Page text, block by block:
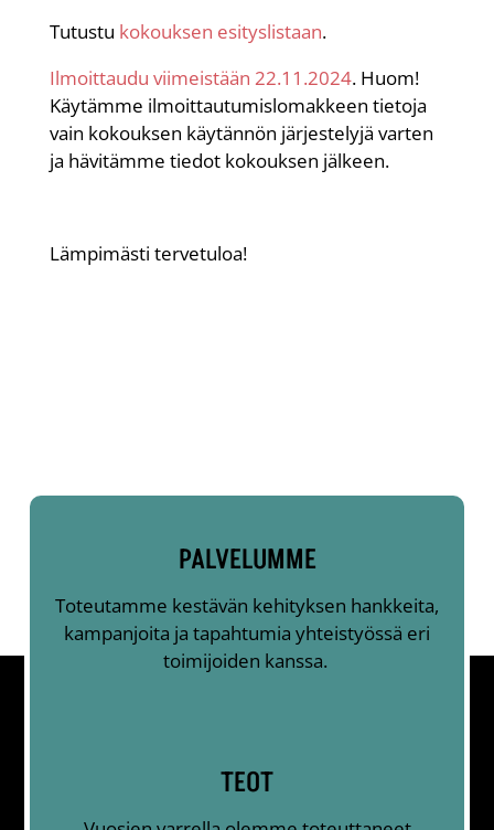
Tutustu kokouksen esityslistaan.
Ilmoittaudu viimeistään 22.11.2024. Huom!
Käytämme ilmoittautumislomakkeen tietoja
vain kokouksen käytännön järjestelyjä varten
ja hävitämme tiedot kokouksen jälkeen.
Lämpimästi tervetuloa!
PALVELUMME
Toteutamme kestävän kehityksen hankkeita,
kampanjoita ja tapahtumia yhteistyössä eri
toimijoiden kanssa.
TEOT